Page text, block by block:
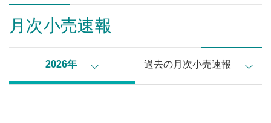
月次小売速報
2026年 過去の月次小売速報